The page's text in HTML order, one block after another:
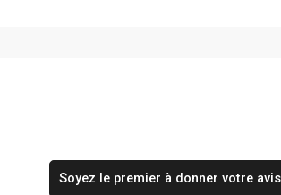
Soyez le premier à donner votre